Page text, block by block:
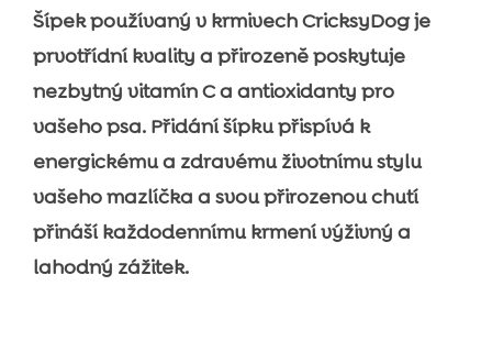
Šípek používaný v krmivech CricksyDog je
prvotřídní kvality a přirozeně poskytuje
nezbytný vitamín C a antioxidanty pro
vašeho psa. Přidání šípku přispívá k
energickému a zdravému životnímu stylu
vašeho mazlíčka a svou přirozenou chutí
přináší každodennímu krmení výživný a
lahodný zážitek.